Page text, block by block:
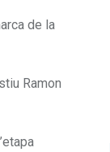
de la
Ramon